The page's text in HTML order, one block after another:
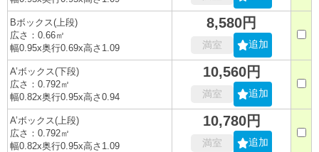
Bボックス(上段)
広さ：0.66㎡
幅0.95x奥行0.69x高さ1.09
8,580円
満室 追加
A’ボックス(下段)
広さ：0.792㎡
幅0.82x奥行0.95x高さ0.94
10,560円
満室 追加
A’ボックス(上段)
広さ：0.792㎡
幅0.82x奥行0.95x高さ1.09
10,780円
満室 追加